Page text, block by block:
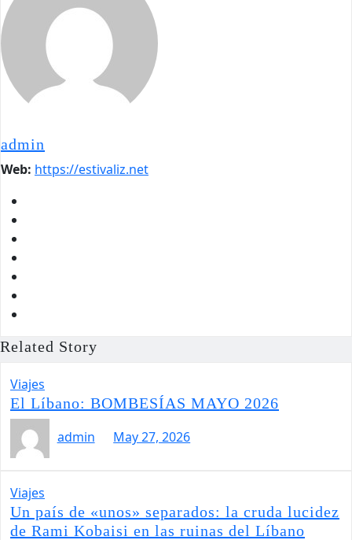
admin
Web: https://estivaliz.net
Related Story
Viajes
El Líbano: BOMBESÍAS MAYO 2026
admin
May 27, 2026
Viajes
Un país de «unos» separados: la cruda lucidez
de Rami Kobaisi en las ruinas del Líbano